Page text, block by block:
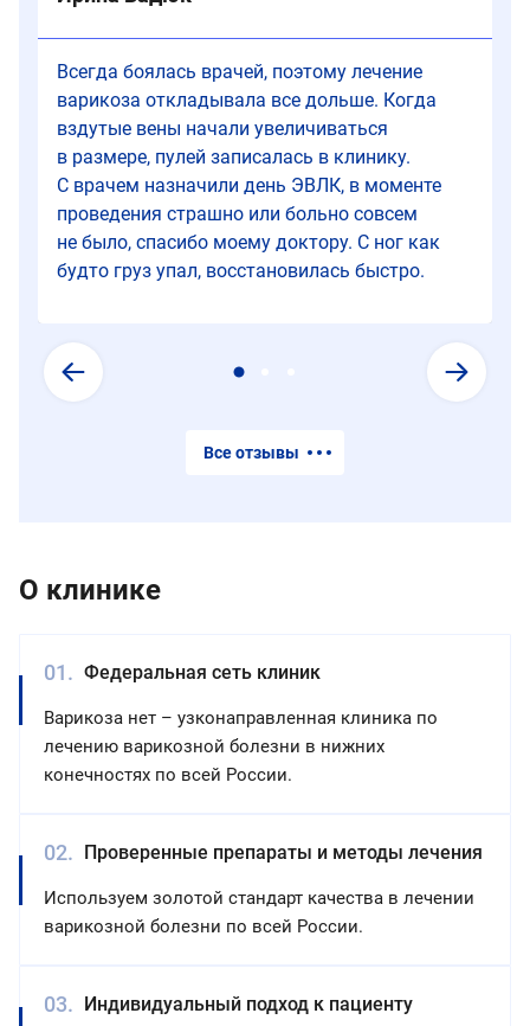
течение
всего
дня.
кровообращение.
часть
комплексной
терапии,
заменяет
лечение
варикозного
расширения
вен.
первые
признаки
заболевания.
также
показан
для
профилактики
при
наследственной
предрасположенности.
Всегда боялась врачей, поэтому лечение
варикоза откладывала все дольше. Когда
вздутые вены начали увеличиваться
в размере, пулей записалась в клинику.
С врачем назначили день ЭВЛК, в моменте
проведения страшно или больно совсем
не было, спасибо моему доктору. С ног как
будто груз упал, восстановилась быстро.
Все отзывы
О клинике
Федеральная сеть клиник
Варикоза нет – узконаправленная клиника по
лечению варикозной болезни в нижних
конечностях по всей России.
Проверенные препараты и методы лечения
Используем золотой стандарт качества в лечении
варикозной болезни по всей России.
Индивидуальный подход к пациенту